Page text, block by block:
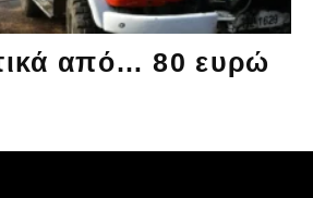
από… 80 ευρώ